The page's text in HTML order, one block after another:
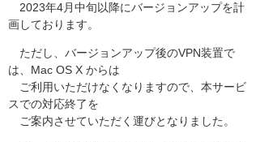
2023年4月中旬以降にバージョンアップを計
画しております。
ただし、バージョンアップ後のVPN装置で
は、Mac OS X からは
ご利用いただけなくなりますので、本サービ
スでの対応終了を
ご案内させていただく運びとなりました。